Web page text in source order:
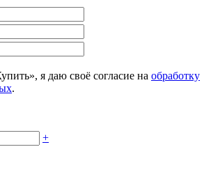
я даю своё согласие на обработку
.
+